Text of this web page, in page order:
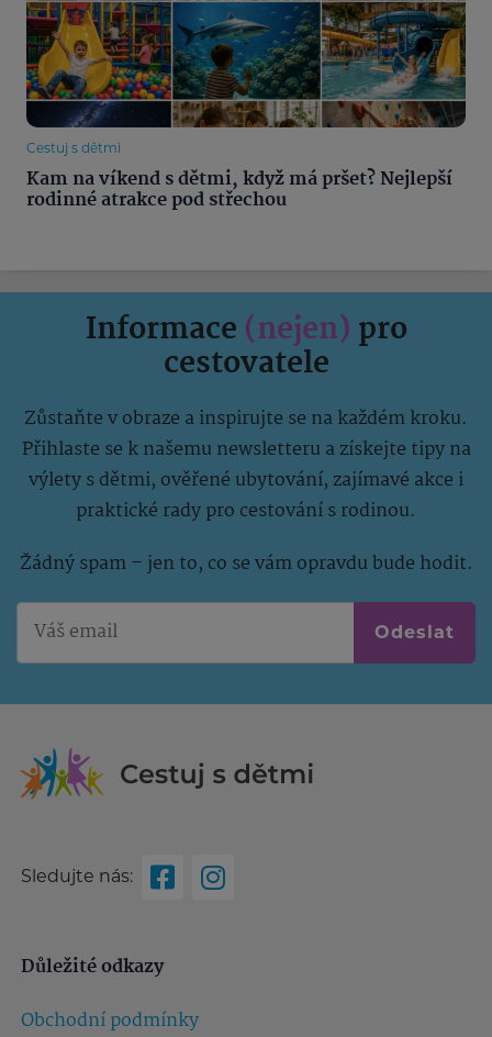
Cestuj s dětmi
Kam na víkend s dětmi, když má pršet? Nejlepší
rodinné atrakce pod střechou
Informace (nejen) pro
cestovatele
Zůstaňte v obraze a inspirujte se na každém kroku.
Přihlaste se k našemu newsletteru a získejte tipy na
výlety s dětmi, ověřené ubytování, zajímavé akce i
praktické rady pro cestování s rodinou.
Žádný spam – jen to, co se vám opravdu bude hodit.
Odeslat
Sledujte nás:
Důležité odkazy
Obchodní podmínky